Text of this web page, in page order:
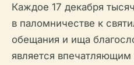
Каждое 17 декабря
в паломничестве к
обещания и ища
является